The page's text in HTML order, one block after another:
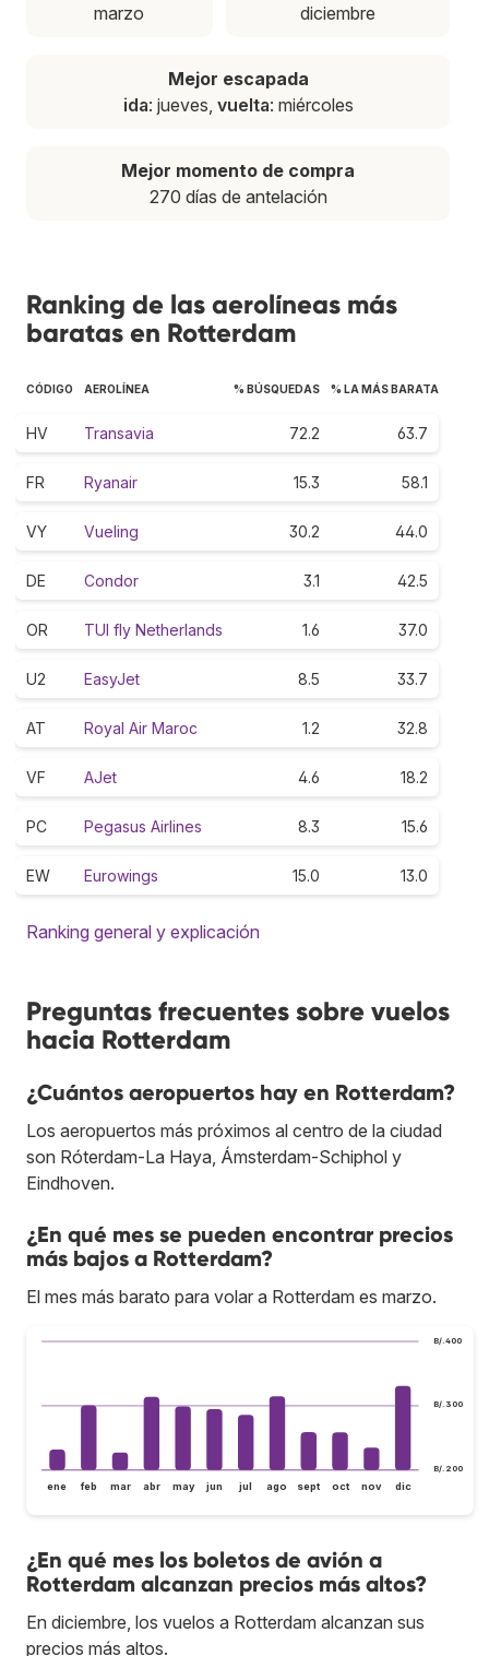
marzo
diciembre
Mejor escapada
ida: jueves, vuelta: miércoles
Mejor momento de compra
270 días de antelación
Ranking de las aerolíneas más
baratas en Rotterdam
CÓDIGO AEROLÍNEA % BÚSQUEDAS % LA MÁS BARATA
HV Transavia 72.2 63.7
FR Ryanair 15.3 58.1
VY Vueling 30.2 44.0
DE Condor 3.1 42.5
OR TUI fly Netherlands 1.6 37.0
U2 EasyJet 8.5 33.7
AT Royal Air Maroc 1.2 32.8
VF AJet 4.6 18.2
PC Pegasus Airlines 8.3 15.6
EW Eurowings 15.0 13.0
Ranking general y explicación
Preguntas frecuentes sobre vuelos
hacia Rotterdam
¿Cuántos aeropuertos hay en Rotterdam?
Los aeropuertos más próximos al centro de la ciudad
son Róterdam-La Haya, Ámsterdam-Schiphol y
Eindhoven.
¿En qué mes se pueden encontrar precios
más bajos a Rotterdam?
El mes más barato para volar a Rotterdam es marzo.
B/.200
B/.300
B/.400
ene feb mar abr may jun jul ago sept oct nov dic
¿En qué mes los boletos de avión a
Rotterdam alcanzan precios más altos?
En diciembre, los vuelos a Rotterdam alcanzan sus
precios más altos.